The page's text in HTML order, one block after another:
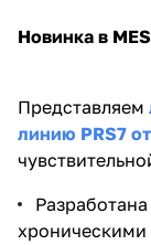
Новинка в
Представляем
линию PRS7
хроническими